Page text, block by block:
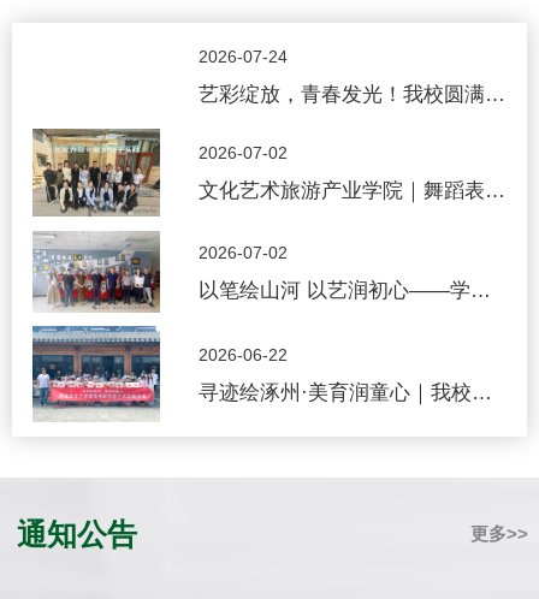
2026-07-24
艺彩绽放，青春发光！我校圆满举
2026-07-02
文化艺术旅游产业学院｜舞蹈表演
2026-07-02
以笔绘山河 以艺润初心——学校
沟风景写生作品展
2026-06-22
寻迹绘涿州·美育润童心｜我校艺
术教育系团总支研学游艺术实践活
通知公告 更多>>